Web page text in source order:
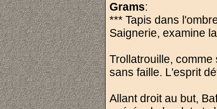
Grams:
*** Tapis dans
Saignerie, examine
Trollatrouille,
sans faille. L'esprit
Allant droit au but,